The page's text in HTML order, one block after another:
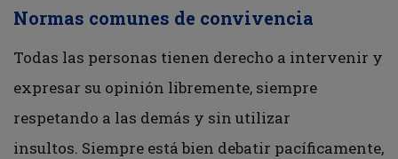
Normas comunes de convivencia
Todas las personas tienen derecho a intervenir y
expresar su opinión libremente, siempre
respetando a las demás y sin utilizar
insultos. Siempre está bien debatir pacíficamente,